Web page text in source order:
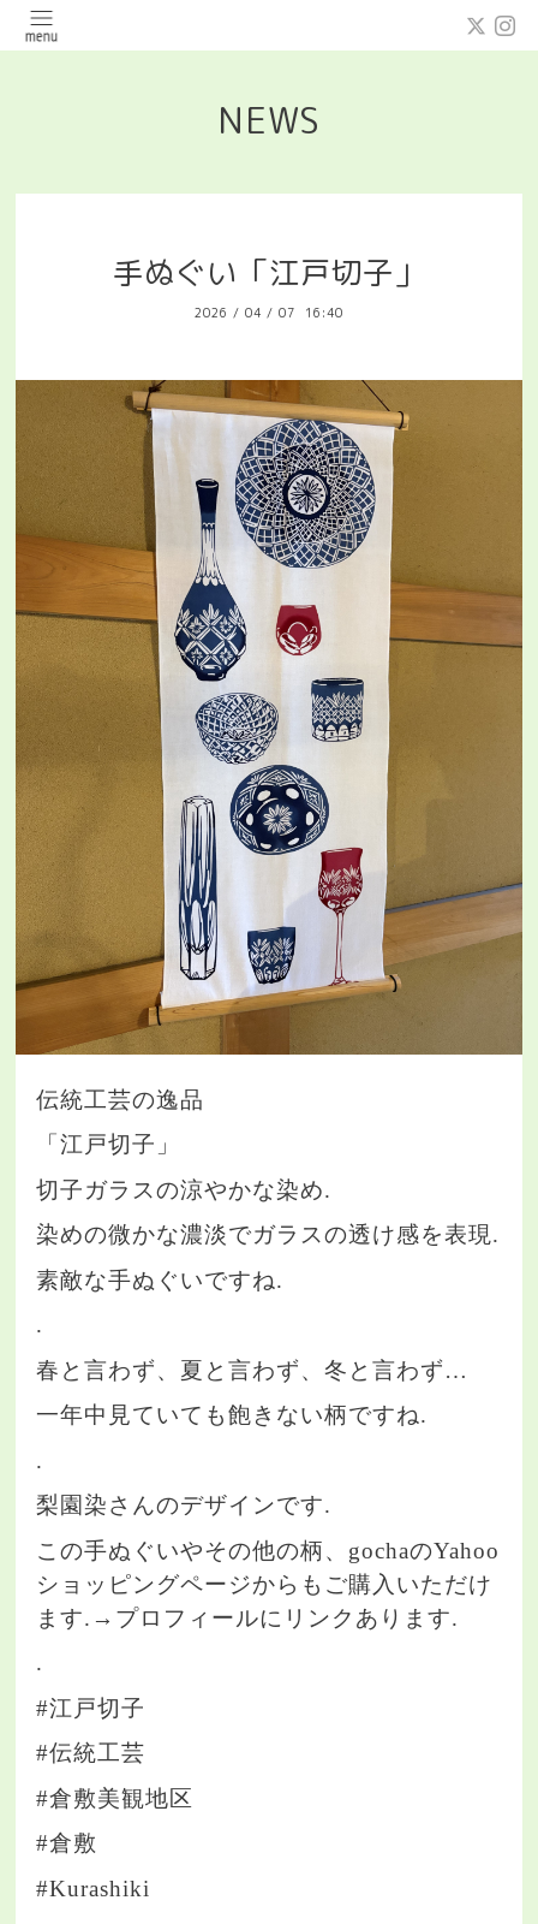
NEWS
手ぬぐい「江戸切子」
2026 / 04 / 07 16:40
伝統工芸の逸品
「江戸切子」
切子ガラスの涼やかな染め.
染めの微かな濃淡でガラスの透け感を表現.
素敵な手ぬぐいですね.
.
春と言わず、夏と言わず、冬と言わず…
一年中見ていても飽きない柄ですね.
.
梨園染さんのデザインです.
この手ぬぐいやその他の柄、gochaのYahoo
ショッピングページからもご購入いただけ
ます.→プロフィールにリンクあります.
.
#江戸切子
#伝統工芸
#倉敷美観地区
#倉敷
#Kurashiki